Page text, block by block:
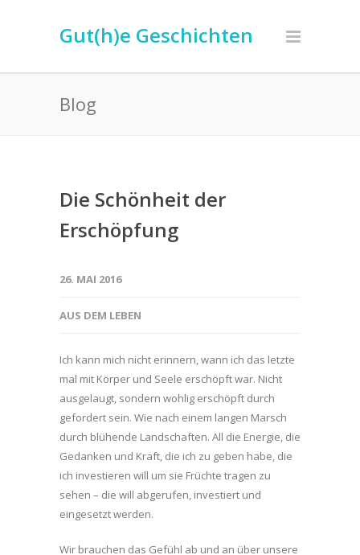
Gut(h)e Geschichten
Blog
Die Schönheit der
Erschöpfung
26. MAI 2016
AUS DEM LEBEN
Ich kann mich nicht erinnern, wann ich das letzte
mal mit Körper und Seele erschöpft war. Nicht
ausgelaugt, sondern wohlig erschöpft durch
gefordert sein. Wie nach einem langen Marsch
durch blühende Landschaften. All die Energie, die
Gedanken und Kraft, die ich zu geben habe, die
ich investieren will um sie Früchte tragen zu
sehen – die will abgerufen, investiert und
eingesetzt werden.
Wir brauchen das Gefühl ab und an über unsere